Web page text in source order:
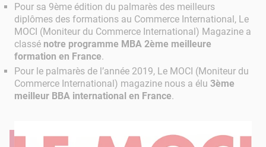
Pour sa 9ème édition du palmarès des meilleurs
diplômes des formations au Commerce International, Le
MOCI (Moniteur du Commerce International) Magazine a
classé notre programme MBA 2ème meilleure
formation en France.
Pour le palmarès de l’année 2019, Le MOCI (Moniteur du
Commerce International) magazine nous a élu 3ème
meilleur BBA international en France.